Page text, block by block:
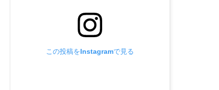
この投稿をInstagramで見る